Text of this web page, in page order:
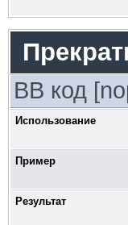
BB код
Использование
Пример
Результат